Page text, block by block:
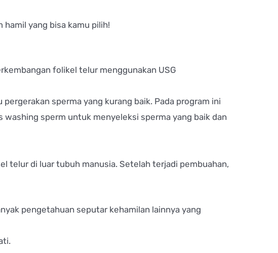
hamil yang bisa kamu pilih!
folikel telur menggunakan USG
sperma yang kurang baik. Pada program ini
sperm untuk menyeleksi sperma yang baik dan
telur di luar tubuh manusia. Setelah terjadi pembuahan,
pengetahuan seputar kehamilan lainnya yang